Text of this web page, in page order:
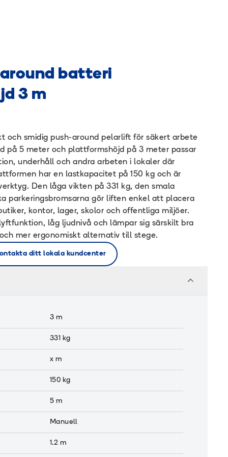
batteri
3 m
och smidig push-around pelarlift för säkert arbete
på 5 meter och plattformshöjd på 3 meter passar
underhåll och andra arbeten i lokaler där
har en lastkapacitet på 150 kg och är
Den låga vikten på 331 kg, den smala
parkeringsbromsarna gör liften enkel att placera
kontor, lager, skolor och offentliga miljöer.
låg ljudnivå och lämpar sig särskilt bra
mer ergonomiskt alternativ till stege.
ditt lokala kundcenter
3 m
331 kg
x m
150 kg
5 m
Manuell
1.2 m